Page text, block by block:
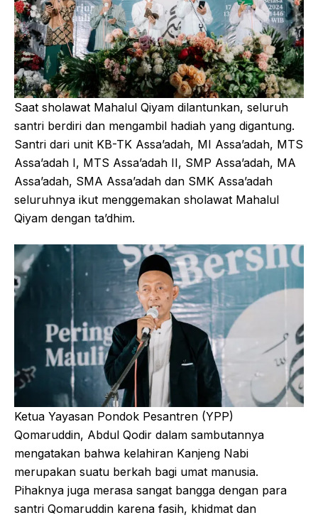
Saat sholawat Mahalul Qiyam dilantunkan, seluruh
santri berdiri dan mengambil hadiah yang digantung.
Santri dari unit KB-TK Assa’adah, MI Assa’adah, MTS
Assa’adah I, MTS Assa’adah II, SMP Assa’adah, MA
Assa’adah, SMA Assa’adah dan SMK Assa’adah
seluruhnya ikut menggemakan sholawat Mahalul
Qiyam dengan ta’dhim.
Ketua Yayasan Pondok Pesantren (YPP)
Qomaruddin, Abdul Qodir dalam sambutannya
mengatakan bahwa kelahiran Kanjeng Nabi
merupakan suatu berkah bagi umat manusia.
Pihaknya juga merasa sangat bangga dengan para
santri Qomaruddin karena fasih, khidmat dan